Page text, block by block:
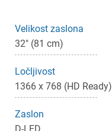
Velikost zaslona
32" (81 cm)
Ločljivost
1366 x 768 (HD Ready)
Zaslon